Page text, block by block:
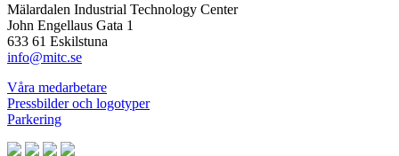
Mälardalen Industrial Technology Center
John Engellaus Gata 1
633 61 Eskilstuna
info@mitc.se
Våra medarbetare
Pressbilder och logotyper
Parkering